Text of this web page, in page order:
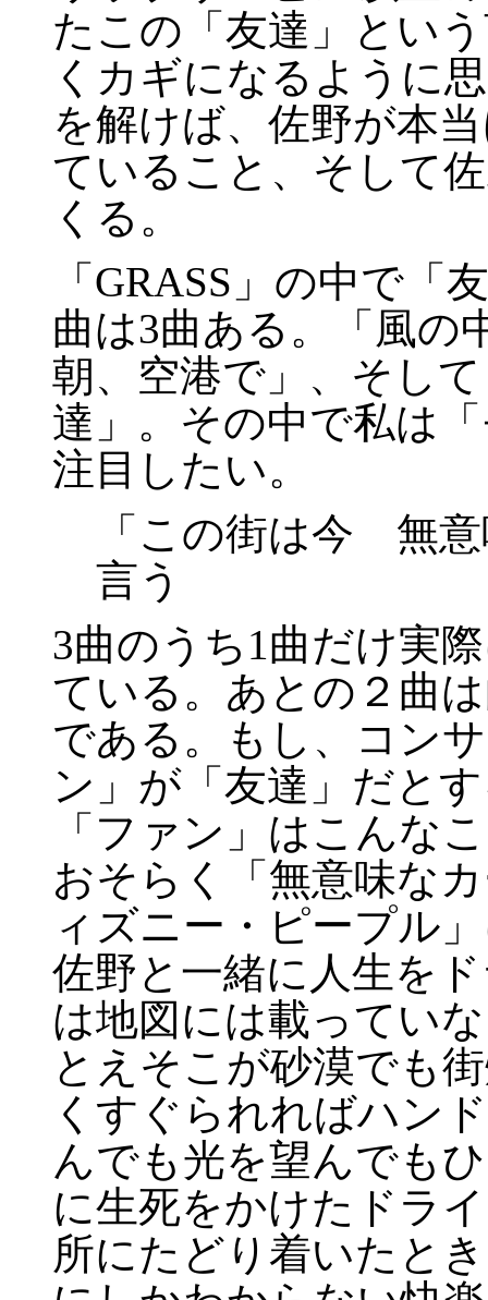
たこの「友達」とい
くカギになるように
を解けば、佐野が本
ていること、そして
くる。
「GRASS」の中で「
曲は3曲ある。「風の
朝、空港で」、そし
達」。その中で私は
注目したい。
「この街は今 無
言う
3曲のうち1曲だけ実
ている。あとの２曲
である。もし、コン
ン」が「友達」だと
「ファン」はこんな
おそらく「無意味な
ィズニー・ピープル
佐野と一緒に人生を
は地図には載ってい
とえそこが砂漠でも
くすぐられればハン
んでも光を望んでも
に生死をかけたドラ
所にたどり着いたと